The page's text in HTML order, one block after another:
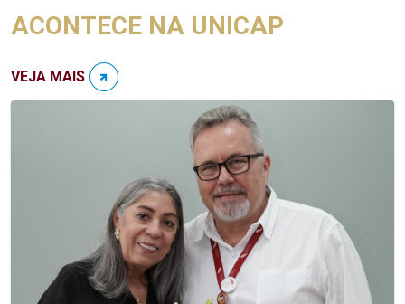
ACONTECE NA UNICAP
VEJA MAIS